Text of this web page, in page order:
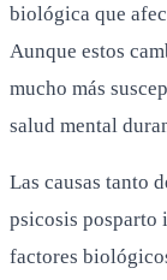
biológica que
Aunque estos
mucho más
salud mental
Las causas tanto
psicosis posparto
factores